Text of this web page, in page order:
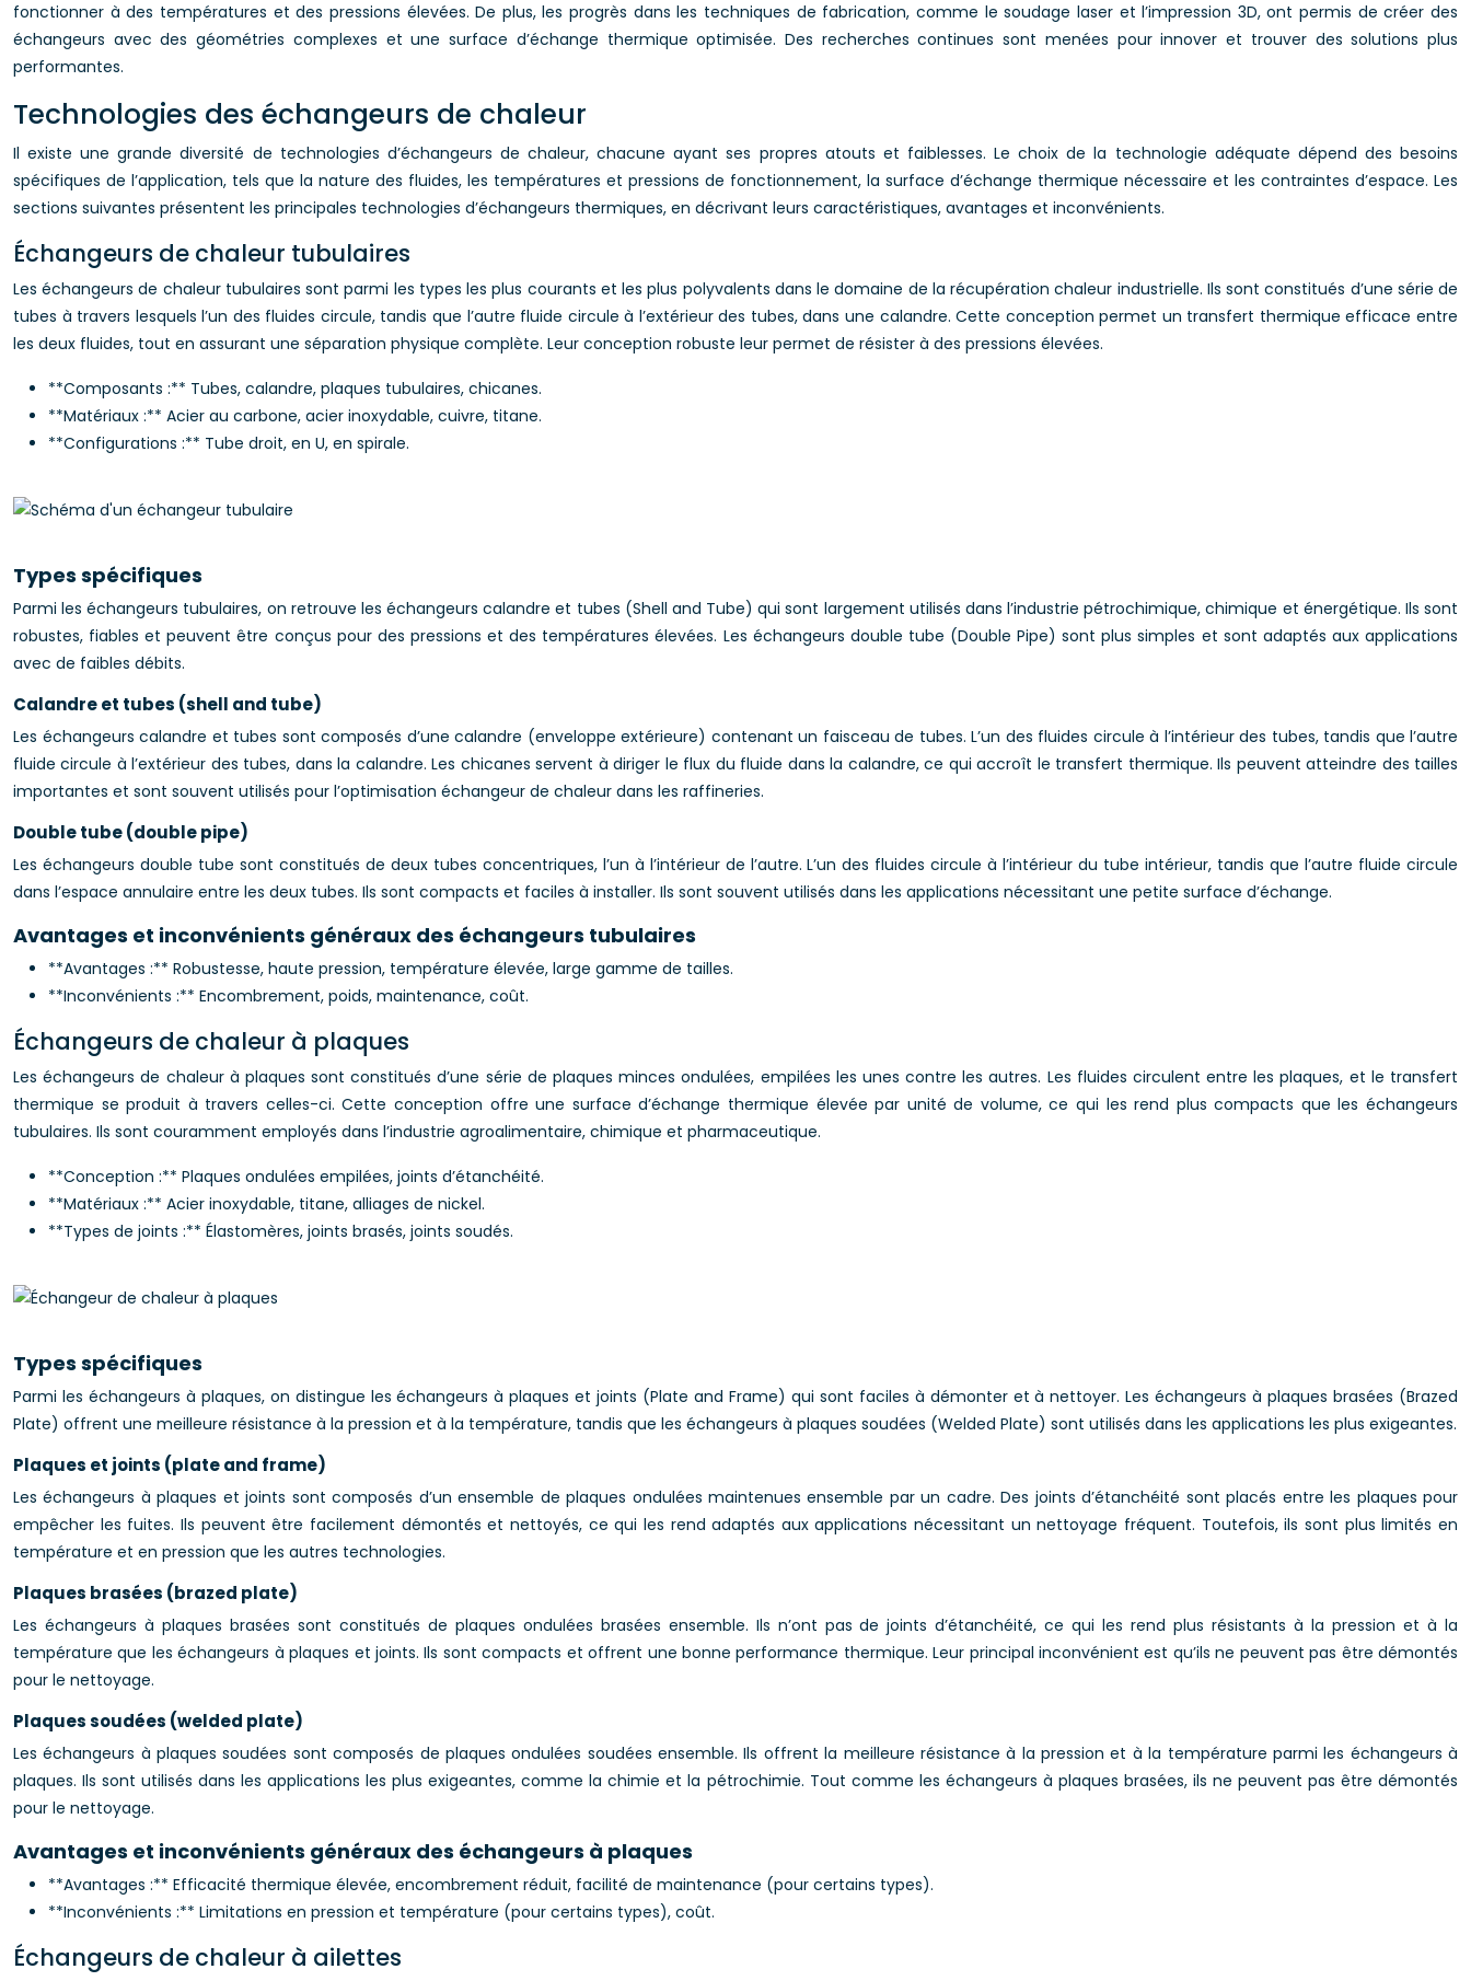
fonctionner à des températures et des pressions élevées. De plus, les progrès dans les techniques de fabrication, comme le soudage laser et l’impression 3D, ont permis de créer des
échangeurs avec des géométries complexes et une surface d’échange thermique optimisée. Des recherches continues sont menées pour innover et trouver des solutions plus
performantes.
Technologies des échangeurs de chaleur
Il existe une grande diversité de technologies d’échangeurs de chaleur, chacune ayant ses propres atouts et faiblesses. Le choix de la technologie adéquate dépend des besoins
spécifiques de l’application, tels que la nature des fluides, les températures et pressions de fonctionnement, la surface d’échange thermique nécessaire et les contraintes d’espace. Les
sections suivantes présentent les principales technologies d’échangeurs thermiques, en décrivant leurs caractéristiques, avantages et inconvénients.
Échangeurs de chaleur tubulaires
Les échangeurs de chaleur tubulaires sont parmi les types les plus courants et les plus polyvalents dans le domaine de la récupération chaleur industrielle. Ils sont constitués d’une série de
tubes à travers lesquels l’un des fluides circule, tandis que l’autre fluide circule à l’extérieur des tubes, dans une calandre. Cette conception permet un transfert thermique efficace entre
les deux fluides, tout en assurant une séparation physique complète. Leur conception robuste leur permet de résister à des pressions élevées.
**Composants :** Tubes, calandre, plaques tubulaires, chicanes.
**Matériaux :** Acier au carbone, acier inoxydable, cuivre, titane.
**Configurations :** Tube droit, en U, en spirale.
Types spécifiques
Parmi les échangeurs tubulaires, on retrouve les échangeurs calandre et tubes (Shell and Tube) qui sont largement utilisés dans l’industrie pétrochimique, chimique et énergétique. Ils sont
robustes, fiables et peuvent être conçus pour des pressions et des températures élevées. Les échangeurs double tube (Double Pipe) sont plus simples et sont adaptés aux applications
avec de faibles débits.
Calandre et tubes (shell and tube)
Les échangeurs calandre et tubes sont composés d’une calandre (enveloppe extérieure) contenant un faisceau de tubes. L’un des fluides circule à l’intérieur des tubes, tandis que l’autre
fluide circule à l’extérieur des tubes, dans la calandre. Les chicanes servent à diriger le flux du fluide dans la calandre, ce qui accroît le transfert thermique. Ils peuvent atteindre des tailles
importantes et sont souvent utilisés pour l’optimisation échangeur de chaleur dans les raffineries.
Double tube (double pipe)
Les échangeurs double tube sont constitués de deux tubes concentriques, l’un à l’intérieur de l’autre. L’un des fluides circule à l’intérieur du tube intérieur, tandis que l’autre fluide circule
dans l’espace annulaire entre les deux tubes. Ils sont compacts et faciles à installer. Ils sont souvent utilisés dans les applications nécessitant une petite surface d’échange.
Avantages et inconvénients généraux des échangeurs tubulaires
**Avantages :** Robustesse, haute pression, température élevée, large gamme de tailles.
**Inconvénients :** Encombrement, poids, maintenance, coût.
Échangeurs de chaleur à plaques
Les échangeurs de chaleur à plaques sont constitués d’une série de plaques minces ondulées, empilées les unes contre les autres. Les fluides circulent entre les plaques, et le transfert
thermique se produit à travers celles-ci. Cette conception offre une surface d’échange thermique élevée par unité de volume, ce qui les rend plus compacts que les échangeurs
tubulaires. Ils sont couramment employés dans l’industrie agroalimentaire, chimique et pharmaceutique.
**Conception :** Plaques ondulées empilées, joints d’étanchéité.
**Matériaux :** Acier inoxydable, titane, alliages de nickel.
**Types de joints :** Élastomères, joints brasés, joints soudés.
Types spécifiques
Parmi les échangeurs à plaques, on distingue les échangeurs à plaques et joints (Plate and Frame) qui sont faciles à démonter et à nettoyer. Les échangeurs à plaques brasées (Brazed
Plate) offrent une meilleure résistance à la pression et à la température, tandis que les échangeurs à plaques soudées (Welded Plate) sont utilisés dans les applications les plus exigeantes.
Plaques et joints (plate and frame)
Les échangeurs à plaques et joints sont composés d’un ensemble de plaques ondulées maintenues ensemble par un cadre. Des joints d’étanchéité sont placés entre les plaques pour
empêcher les fuites. Ils peuvent être facilement démontés et nettoyés, ce qui les rend adaptés aux applications nécessitant un nettoyage fréquent. Toutefois, ils sont plus limités en
température et en pression que les autres technologies.
Plaques brasées (brazed plate)
Les échangeurs à plaques brasées sont constitués de plaques ondulées brasées ensemble. Ils n’ont pas de joints d’étanchéité, ce qui les rend plus résistants à la pression et à la
température que les échangeurs à plaques et joints. Ils sont compacts et offrent une bonne performance thermique. Leur principal inconvénient est qu’ils ne peuvent pas être démontés
pour le nettoyage.
Plaques soudées (welded plate)
Les échangeurs à plaques soudées sont composés de plaques ondulées soudées ensemble. Ils offrent la meilleure résistance à la pression et à la température parmi les échangeurs à
plaques. Ils sont utilisés dans les applications les plus exigeantes, comme la chimie et la pétrochimie. Tout comme les échangeurs à plaques brasées, ils ne peuvent pas être démontés
pour le nettoyage.
Avantages et inconvénients généraux des échangeurs à plaques
**Avantages :** Efficacité thermique élevée, encombrement réduit, facilité de maintenance (pour certains types).
**Inconvénients :** Limitations en pression et température (pour certains types), coût.
Échangeurs de chaleur à ailettes